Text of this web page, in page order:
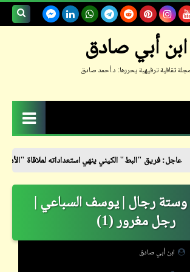
ابن أبي صادق
مجلة ثقافية ترفيهية يحررها: د.أحمد صادق
حكم
حواديت
الكيني ينهي استعداداته لملاقاة "الأهلي"
رجال | يوسف السباعي |
رجل مغرور (1)
ابن أبي صادق